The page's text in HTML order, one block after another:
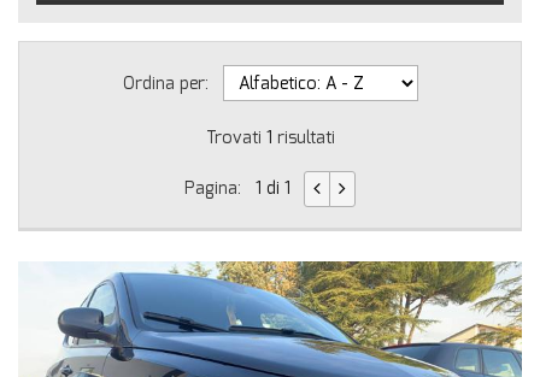
Ordina per:
Trovati 1 risultati
Pagina: 1 di 1